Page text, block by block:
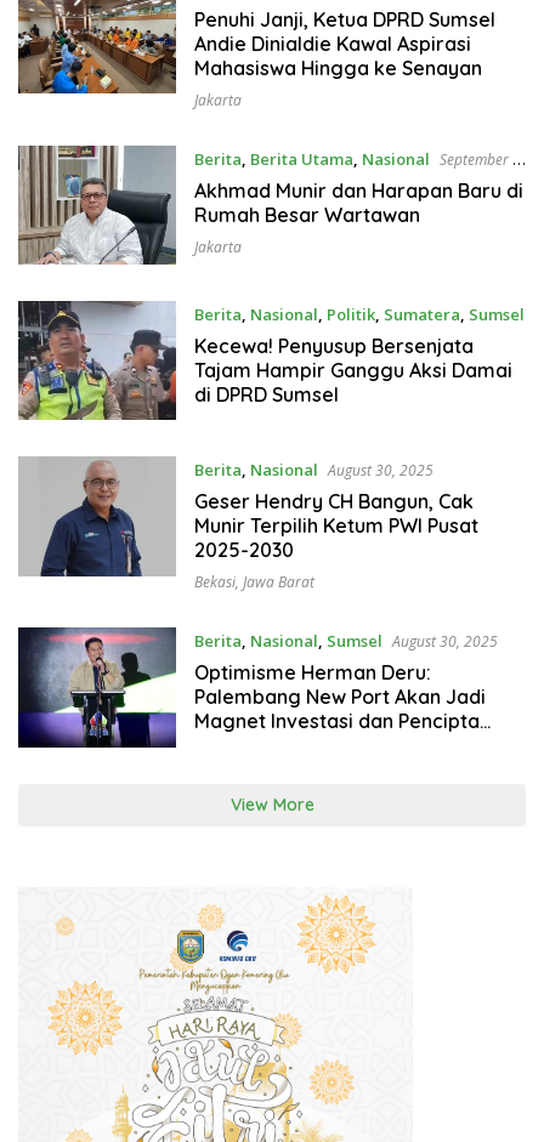
Penuhi Janji, Ketua DPRD Sumsel
Andie Dinialdie Kawal Aspirasi
Mahasiswa Hingga ke Senayan
Jakarta
Berita Berita Utama Nasional September 2,
2025
Akhmad Munir dan Harapan Baru di
Rumah Besar Wartawan
Jakarta
Berita, Nasional, Politik, Sumatera, Sumsel
September 1, 2025
Kecewa! Penyusup Bersenjata
Tajam Hampir Ganggu Aksi Damai
di DPRD Sumsel
Berita, Nasional August 30, 2025
Geser Hendry CH Bangun, Cak
Munir Terpilih Ketum PWI Pusat
2025-2030
Bekasi, Jawa Barat
Berita, Nasional, Sumsel August 30, 2025
Optimisme Herman Deru:
Palembang New Port Akan Jadi
Magnet Investasi dan Pencipta
View More